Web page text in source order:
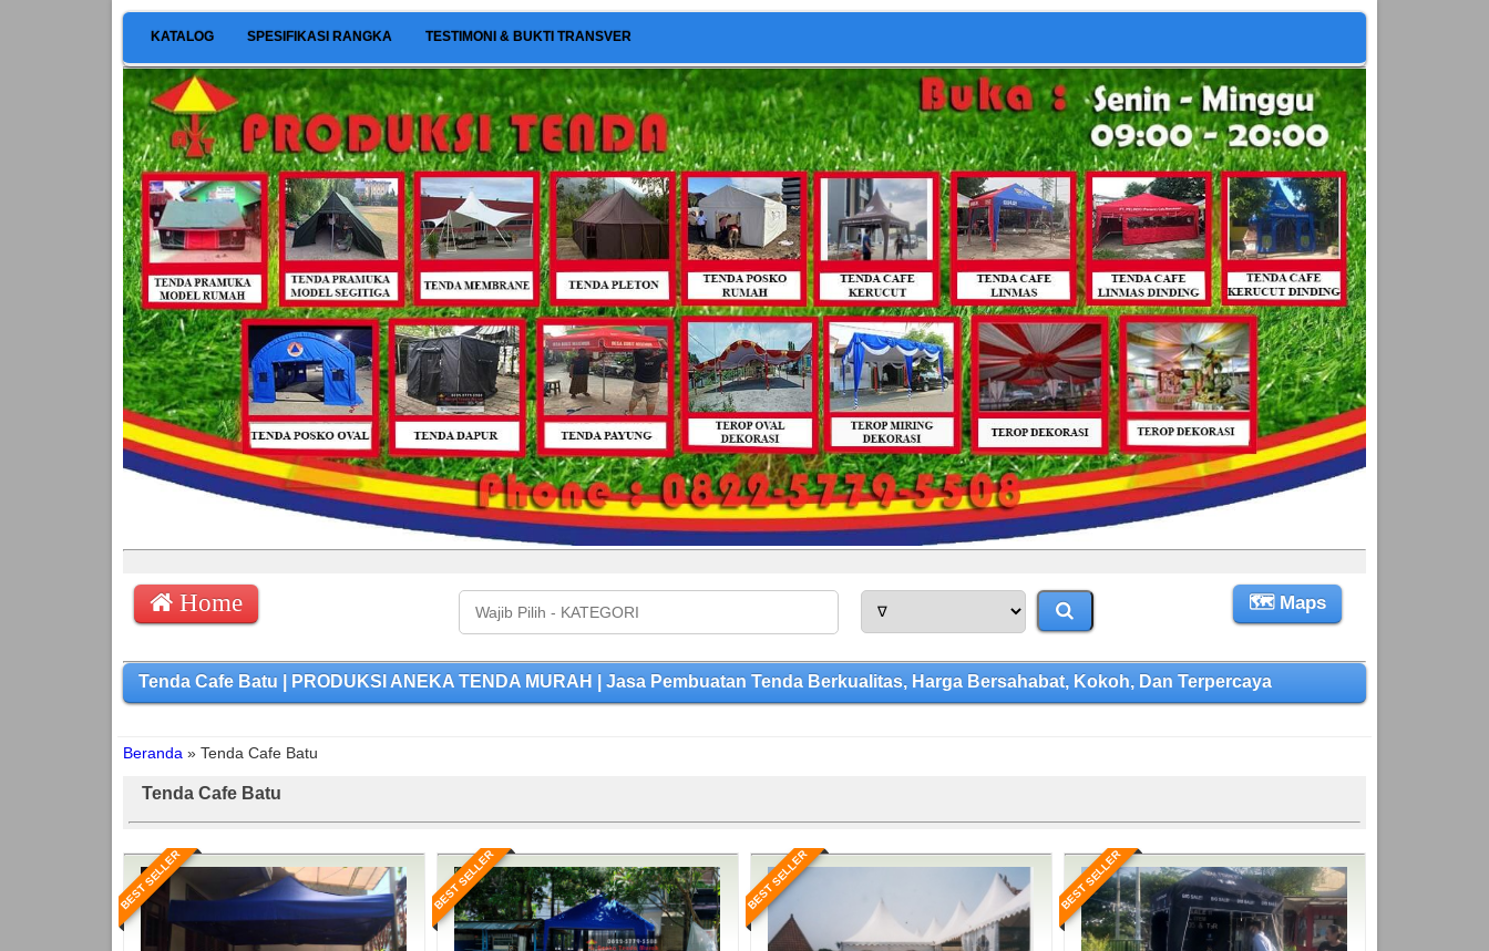
KATALOG SPESIFIKASI RANGKA TESTIMONI & BUKTI TRANSVER
Home 🗺 Maps
Tenda Cafe Batu | PRODUKSI ANEKA TENDA MURAH | Jasa Pembuatan Tenda Berkualitas, Harga Bersahabat, Kokoh, Dan Terpercaya
Beranda » Tenda Cafe Batu
Tenda Cafe Batu
BEST SELLER BEST SELLER BEST SELLER BEST SELLER